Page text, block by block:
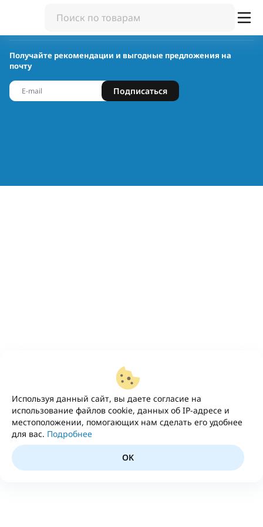
Используя данный сайт, вы даете согласие на
использование файлов cookie, данных об IP-адресе и
местоположении, помогающих нам сделать его удобнее
для вас. Подробнее
OK
Получайте рекомендации и выгодные предложения на
почту
Подписаться